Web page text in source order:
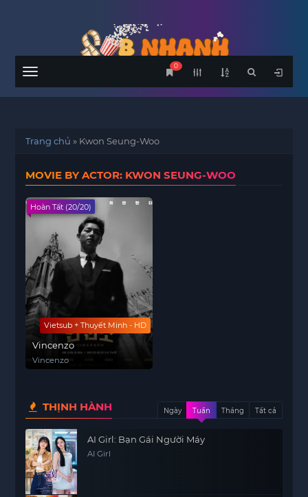
Menu
0
Trang chủ » Kwon Seung-Woo
MOVIE BY ACTOR: KWON SEUNG-WOO
Vietsub + Thuyết Minh - HD
Hoàn Tất (20/20)
Vincenzo
Vincenzo
THỊNH HÀNH Ngày Tuần Tháng Tất cả
AI Girl: Bạn Gái Người Máy
AI Girl